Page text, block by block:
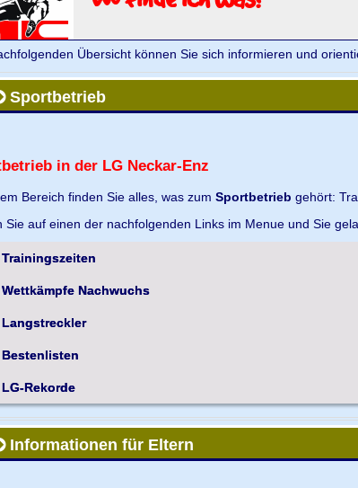
Übersicht können Sie sich informieren und
Sportbetrieb
in der LG Neckar-Enz
Bereich finden Sie alles, was zumSportbetrieb gehört:
Sie auf einen der nachfolgenden Links im Menue und Sie
Trainingszeiten
Wettkämpfe Nachwuchs
Langstreckler
Bestenlisten
LG-Rekorde
Informationen für Eltern